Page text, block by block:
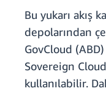
Bu yukarı akış
depolarından
GovCloud
Sovereign
kullanılabilir.